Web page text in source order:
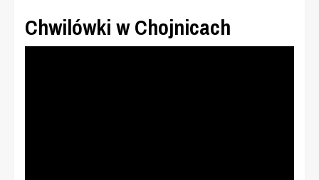
Chwilówki w Chojnicach